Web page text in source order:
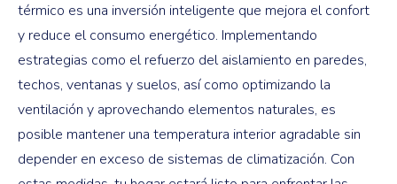
térmico es una inversión inteligente que mejora el confort
y reduce el consumo energético. Implementando
estrategias como el refuerzo del aislamiento en paredes,
techos, ventanas y suelos, así como optimizando la
ventilación y aprovechando elementos naturales, es
posible mantener una temperatura interior agradable sin
depender en exceso de sistemas de climatización. Con